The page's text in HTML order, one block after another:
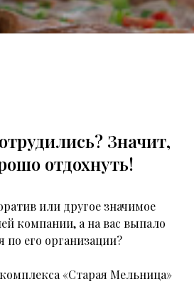
Значит,
отдохнуть!
или другое значимое
компании, а на вас выпало
по его организации?
«Старая Мельница»